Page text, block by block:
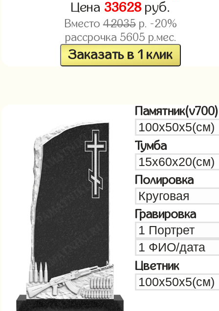
Цена 33628 руб.
Вместо42035р. -20%
рассрочка 5605 р.мес.
Заказать в 1 клик
Памятник(v700)
Тумба
Полировка
Гравировка
Цветник